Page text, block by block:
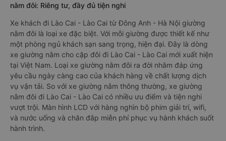
nằm đôi: Riêng tư, đầy đủ tiện nghi
Xe khách đi Lào Cai - Lào Cai từ Đông Anh - Hà Nội giường
nằm đôi là loại xe đặc biệt. Với mỗi giường được thiết kế như
một phòng ngủ khách sạn sang trọng, hiện đại. Đây là dòng
xe giường nằm cho cặp đôi đi Lào Cai - Lào Cai mới xuất hiện
tại Việt Nam. Loại xe giường nằm đôi ra đời nhằm đáp ứng
yêu cầu ngày càng cao của khách hàng về chất lượng dịch
vụ vận tải. So với xe giường nằm thông thường, xe giường
nằm đôi đi Lào Cai - Lào Cai có nhiều ưu điểm và tiện nghi
vượt trội. Màn hình LCD với hàng nghìn bộ phim giải trí, wifi,
và nước uống và chăn đắp miễn phí phục vụ hành khách suốt
hành trình.